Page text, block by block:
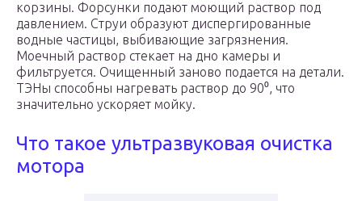
корзины. Форсунки подают моющий раствор под
давлением. Струи образуют диспергированные
водные частицы, выбивающие загрязнения.
Моечный раствор стекает на дно камеры и
фильтруется. Очищенный заново подается на детали.
ТЭНы способны нагревать раствор до 90⁰, что
значительно ускоряет мойку.
Что такое ультразвуковая очистка
мотора